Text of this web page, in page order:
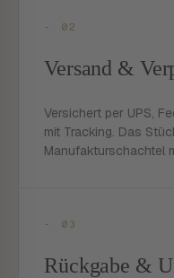
- 02
Versand &
Versichert per UPS,
mit Tracking. Das
Manufakturschachtel
- 03
Rückgabe &